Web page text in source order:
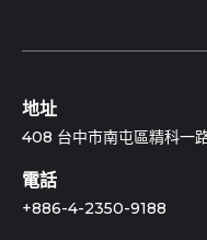
地址
408 台中市南屯區精科一
電話
+886-4-2350-9188